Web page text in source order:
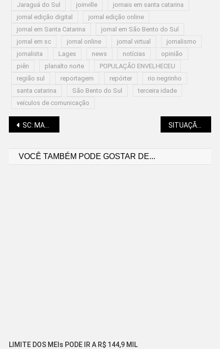
Jaraguá do Sul joinville
jornais em santa catarina
jornal edição digital
jornal edição online
jornal em Santa Catarina
jornal em São Bento do Sul
jornal em sc
jornal online jornal virtual
jornalismo
jornalista
Lages news notícias
opinião
piên
planalto norte
POPULAÇÃO ENVELHECEU
região sul
reportagem repórter
rio negrinho
santa catarina
São Bento do Sul
terceira idade
veículos de comunicação
Navegação
SC: MARINHA RESGATA CINCO TRIPULANTES DE EMBARCAÇÃO QUE NAUFRAGOU
VOCÊ TAMBÉM PODE GOSTAR DE...
LIMITE DOS MEIs PODE IR A R$ 144,9 MIL